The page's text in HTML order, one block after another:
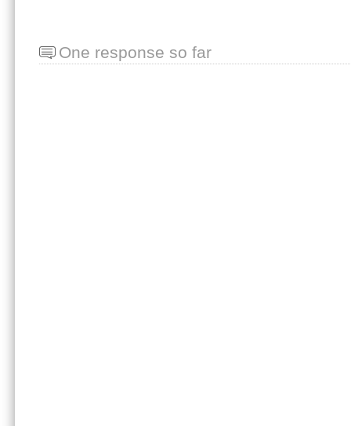
One response so far